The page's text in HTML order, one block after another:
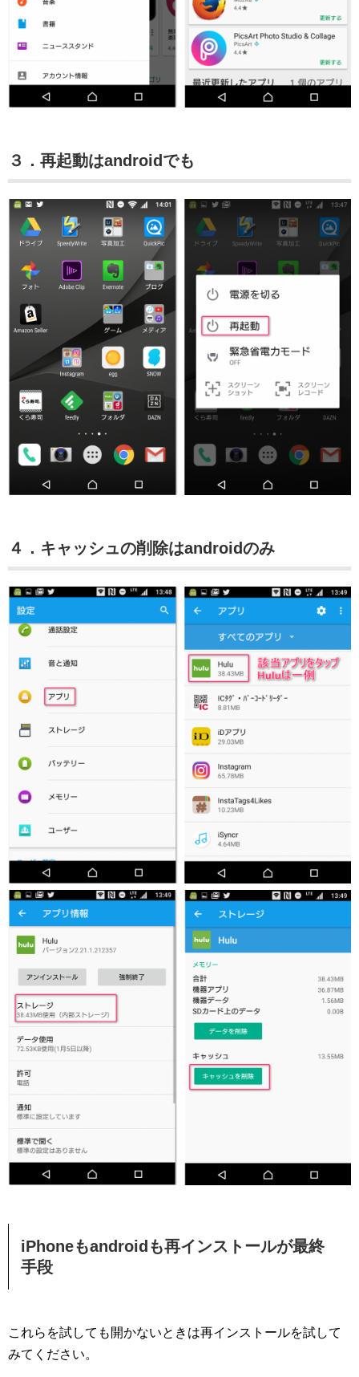
３．再起動はandroidでも
４．キャッシュの削除はandroidのみ
iPhoneもandroidも再インストールが最終
手段
これらを試しても開かないときは再インストールを試して
みてください。